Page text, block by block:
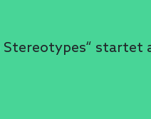
startet